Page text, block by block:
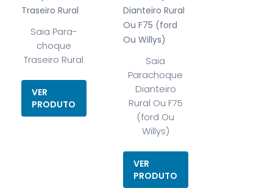
Saia Para-
choque
Traseiro Rural
VER
PRODUTO
Saia
Parachoque
Dianteiro
Rural Ou F75
(ford Ou
Willys)
VER
PRODUTO